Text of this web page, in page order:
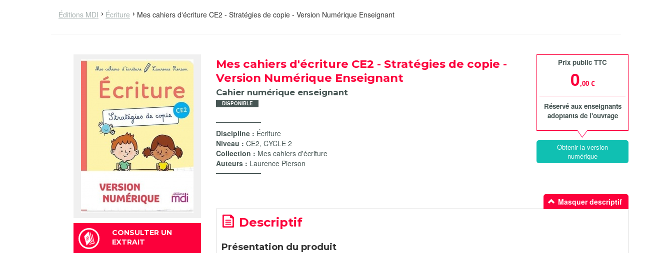
Éditions MDI Écriture Mes cahiers d'écriture CE2 - Stratégies de copie - Version Numérique Enseignant
CONSULTER UN
EXTRAIT
Mes cahiers d'écriture CE2 - Stratégies de copie -
Version Numérique Enseignant
Cahier numérique enseignant
DISPONIBLE
Discipline : Écriture
Niveau : CE2, CYCLE 2
Collection : Mes cahiers d'écriture
Auteurs : Laurence Pierson
Prix public TTC
0,00 €
Réservé aux enseignants
adoptants de l'ouvrage
Obtenir la version
numérique
Masquer descriptif
Descriptif
Présentation du produit